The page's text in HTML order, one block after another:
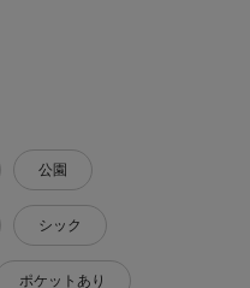
公園
シック
ポケットあり